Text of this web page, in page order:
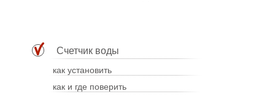
Счетчик воды
как установить
как и где поверить